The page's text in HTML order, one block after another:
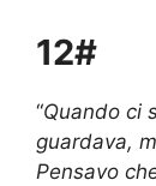
12#
“Quando ci
guardava,
Pensavo